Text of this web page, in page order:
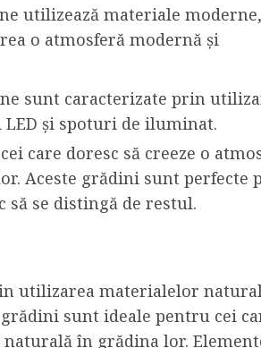
utilizează materiale
o atmosferă modernă și
sunt caracterizate prin
și spoturi de iluminat.
care doresc să creeze o
Aceste grădini sunt perfecte
să se distingă de restul.
utilizarea materialelor
sunt ideale pentru cei
în grădina lor.